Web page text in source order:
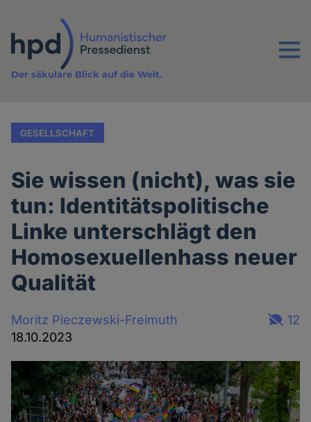
Inhalt
Menu
Der säkulare Blick auf die Welt.
GESELLSCHAFT
Sie wissen (nicht), was sie
tun: Identitätspolitische
Linke unterschlägt den
Homosexuellenhass neuer
Qualität
Moritz Pieczewski-Freimuth
18.10.2023
12